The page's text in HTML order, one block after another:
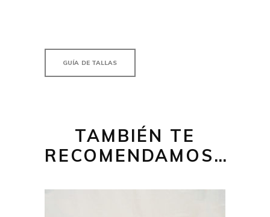
GUÍA DE TALLAS
TAMBIÉN TE
RECOMENDAMOS…